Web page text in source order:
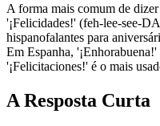
A forma mais comum de
'¡Felicidades!' (feh-lee-see-
hispanofalantes para
Em Espanha,
'¡Felicitaciones!' é o mais
A Resposta Curta